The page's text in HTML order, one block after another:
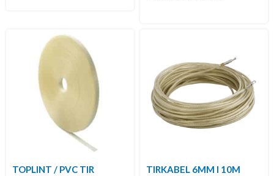
TOPLINT / PVC TIR
TIRKABEL 6MM I 10M